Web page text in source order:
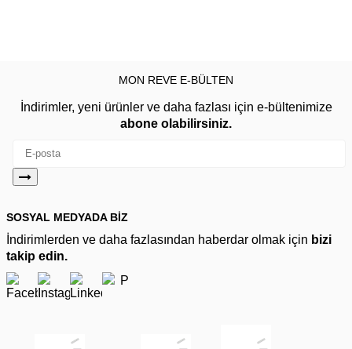
MON REVE E-BÜLTEN
İndirimler, yeni ürünler ve daha fazlası için e-bültenimize
abone olabilirsiniz.
SOSYAL MEDYADA BİZ
İndirimlerden ve daha fazlasından haberdar olmak için bizi
takip edin.